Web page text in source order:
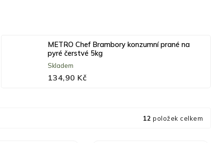
METRO Chef Brambory konzumní prané na
pyré čerstvé 5kg
Skladem
134,90 Kč
12 položek celkem